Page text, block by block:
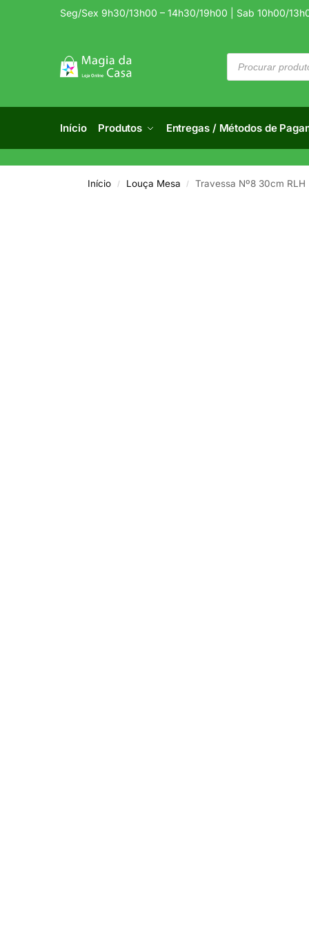
Seg/Sex 9h30/13h00 – 14h30/19h00 | Sab 10h00/
Início Produtos Entregas / Métodos de
Início / Louça Mesa / Travessa Nº8 30cm RLH